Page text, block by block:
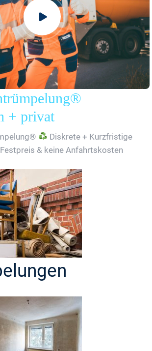
+ privat
Diskrete + Kurzfristige
& keine Anfahrtskosten